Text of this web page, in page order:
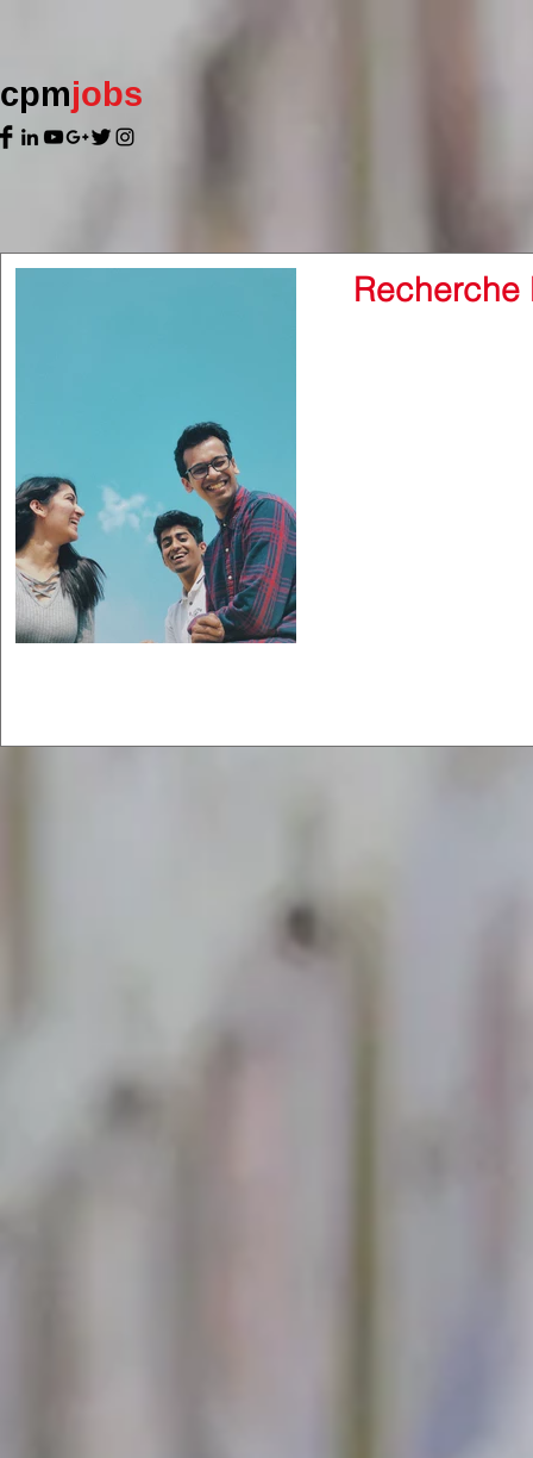
cpmjobs
Recherche